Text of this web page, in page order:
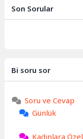
parçaları haline geldi....
Son Sorular
Bi soru sor
Soru ve Cevap
Günlük
Kadınlara Özel